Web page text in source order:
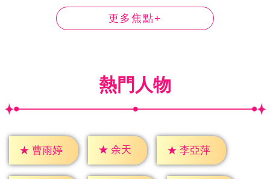
更多焦點+
熱門人物
★ 曹雨婷 ★ 余天 ★ 李亞萍